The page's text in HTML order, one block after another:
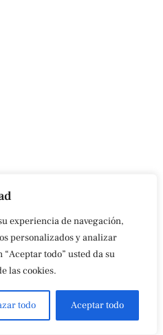
experiencia de navegación,
personalizados y analizar
todo” usted da su
las cookies.
todo Aceptar todo